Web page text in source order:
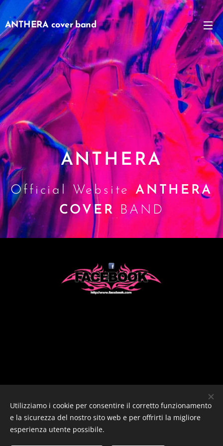
ANTHERA cover band
ANTHERA
Official WebsiteANTHERA
COVER
BAND
ANTHERA COVER BAND / Copyright 2024 © Tutti i diritti
Utilizziamo i cookie per consentire il corretto funzionamento
e la sicurezza del nostro sito web e per offrirti la migliore
esperienza utente possibile.